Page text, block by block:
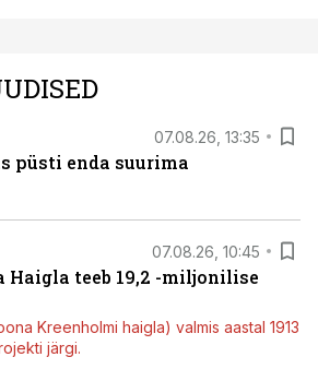
07.08.26, 13:35
püsti enda suurima
07.08.26, 10:45
Haigla teeb 19,2 -miljonilise
Kreenholmi haigla) valmis aastal 1913
järgi.